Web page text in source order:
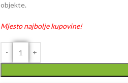
objekte.
Mjesto najbolje kupovine!